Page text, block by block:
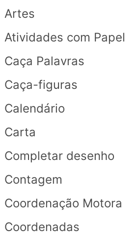
Artes
Atividades com Papel
Caça Palavras
Caça-figuras
Calendário
Carta
Completar desenho
Contagem
Coordenação Motora
Coordenadas